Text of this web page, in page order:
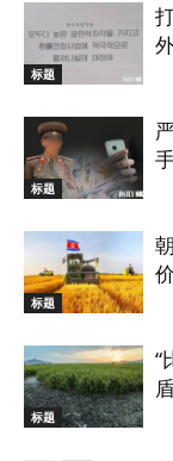
标题
标题
标题
标题
“